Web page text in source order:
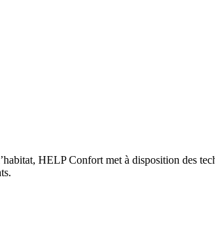
HELP Confort met à disposition des